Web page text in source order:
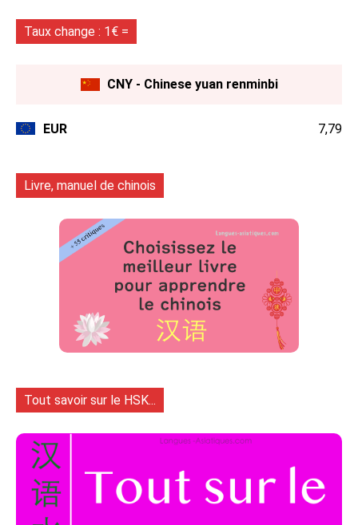
Taux change : 1€ =
CNY - Chinese yuan renminbi
EUR 7,79
Livre, manuel de chinois
Tout savoir sur le HSK...